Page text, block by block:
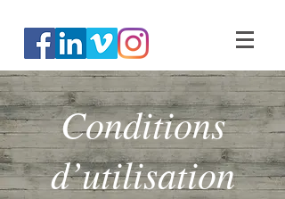
Conditions
d’utilisation